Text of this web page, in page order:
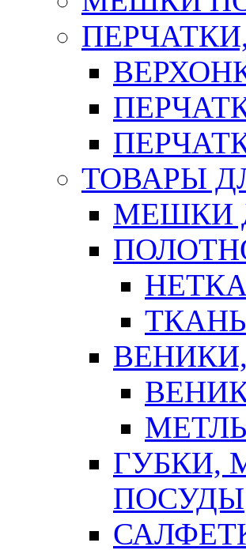
ТОВАРЫ
МЕШКИ
ГУБКИ,
ПОСУДЫ